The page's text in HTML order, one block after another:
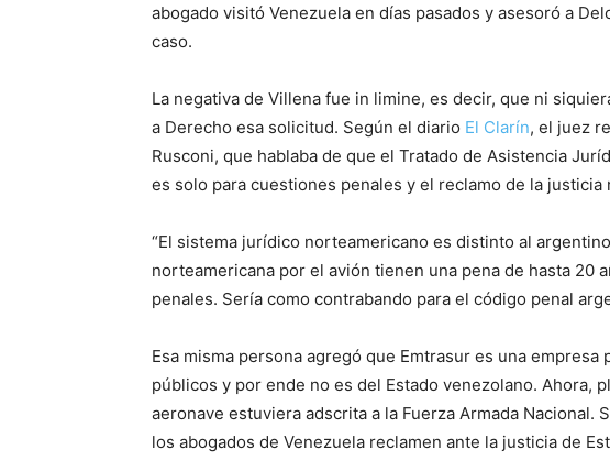
abogado visitó Venezuela en días pasados y asesoró a
caso.
La negativa de Villena fue in limine, es decir, que ni
a Derecho esa solicitud. Según el diario El Clarín, el juez
Rusconi, que hablaba de que el Tratado de Asistencia
es solo para cuestiones penales y el reclamo de la
“El sistema jurídico norteamericano es distinto al
norteamericana por el avión tienen una pena de hasta 20
penales. Sería como contrabando para el código penal
Esa misma persona agregó que Emtrasur es una
públicos y por ende no es del Estado venezolano. Ahora,
aeronave estuviera adscrita a la Fuerza Armada Nacional.
los abogados de Venezuela reclamen ante la justicia de